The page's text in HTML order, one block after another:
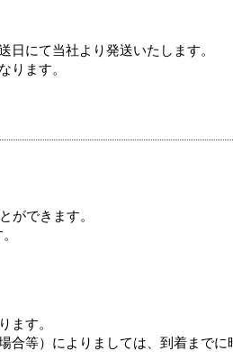
にて当社より発送いたします。
ります。
ができます。
ます。
合等）によりましては、到着までに